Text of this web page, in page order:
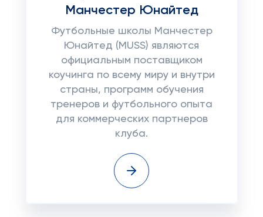
Манчестер Юнайтед
Футбольные школы Манчестер
Юнайтед (MUSS) являются
официальным поставщиком
коучинга по всему миру и внутри
страны, программ обучения
тренеров и футбольного опыта
для коммерческих партнеров
клуба.